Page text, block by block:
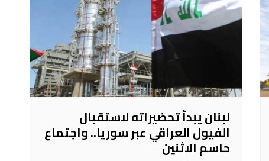
لبنان يبدأ تحضيراته لاستقبال
الفيول العراقي عبر سوريا.. واجتماع
حاسم الاثنين